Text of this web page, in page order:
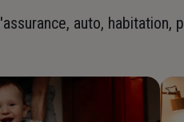
auto, habitation,